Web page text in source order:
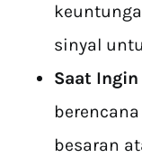
sinyal
Saat Ingin
besaran